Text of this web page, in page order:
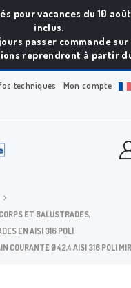
pour vacances du 10
inclus.
passer commande
reprendront à partir
techniques Mon compte
ET BALUSTRADES,
EN AISI 316 POLI
COURANTE Ø 42,4 AISI 316 POLI